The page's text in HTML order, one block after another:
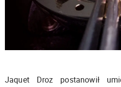
Jaquet Droz postanowił